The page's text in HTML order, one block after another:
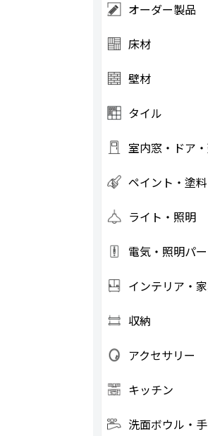
オーダー製品
床材
壁材
タイル
室内窓・ドア
ペイント・塗料
ライト・照明
電気・照明パ
インテリア・
収納
アクセサリー
キッチン
洗面ボウル・